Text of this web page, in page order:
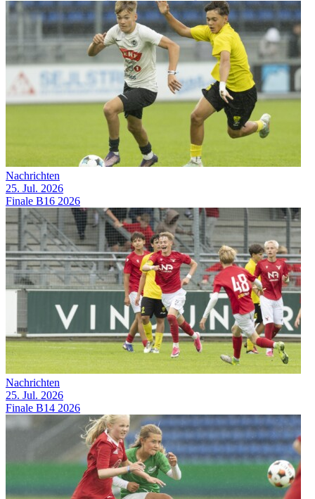
Nachrichten
25. Jul. 2026
Finale B16 2026
Nachrichten
25. Jul. 2026
Finale B14 2026